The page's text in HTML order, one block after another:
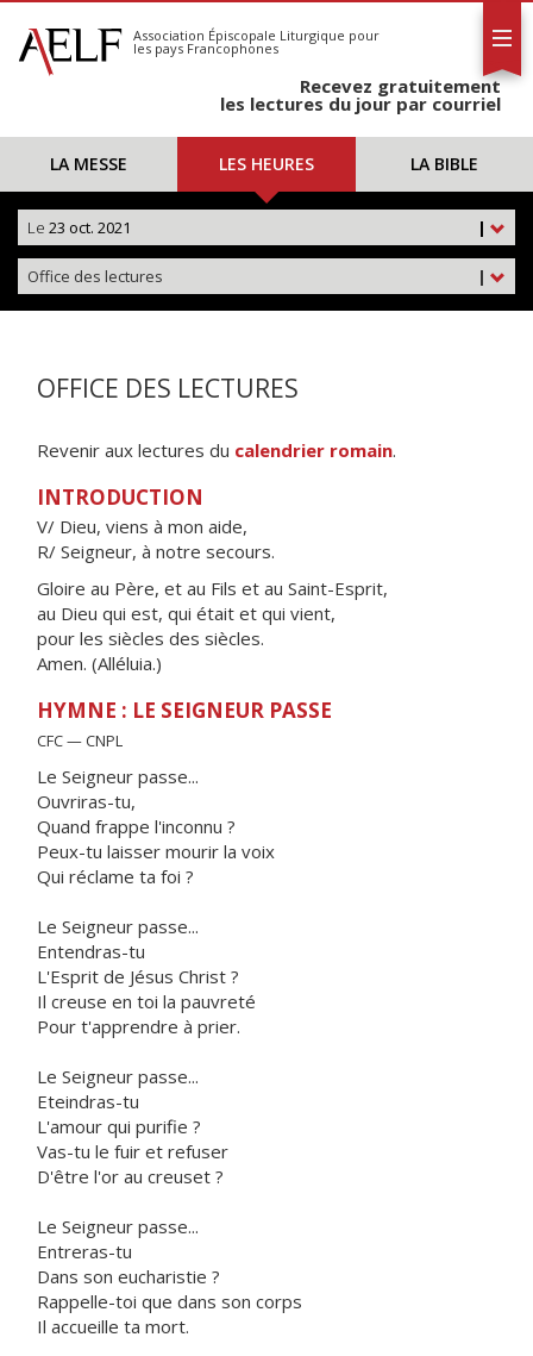
S'abonner
Calendrier
Association Épiscopale Liturgique pour
les pays Francophones
Recevez gratuitement
les lectures du jour par courriel
LA MESSE LES HEURES LA BIBLE
|
Le 23 oct. 2021
|
Office des lectures
OFFICE DES LECTURES
Revenir aux lectures du calendrier romain.
INTRODUCTION
V/ Dieu, viens à mon aide,
R/ Seigneur, à notre secours.
Gloire au Père, et au Fils et au Saint-Esprit,
au Dieu qui est, qui était et qui vient,
pour les siècles des siècles.
Amen. (Alléluia.)
HYMNE : LE SEIGNEUR PASSE
CFC — CNPL
Le Seigneur passe...
Ouvriras-tu,
Quand frappe l'inconnu ?
Peux-tu laisser mourir la voix
Qui réclame ta foi ?
Le Seigneur passe...
Entendras-tu
L'Esprit de Jésus Christ ?
Il creuse en toi la pauvreté
Pour t'apprendre à prier.
Le Seigneur passe...
Eteindras-tu
L'amour qui purifie ?
Vas-tu le fuir et refuser
D'être l'or au creuset ?
Le Seigneur passe...
Entreras-tu
Dans son eucharistie ?
Rappelle-toi que dans son corps
Il accueille ta mort.